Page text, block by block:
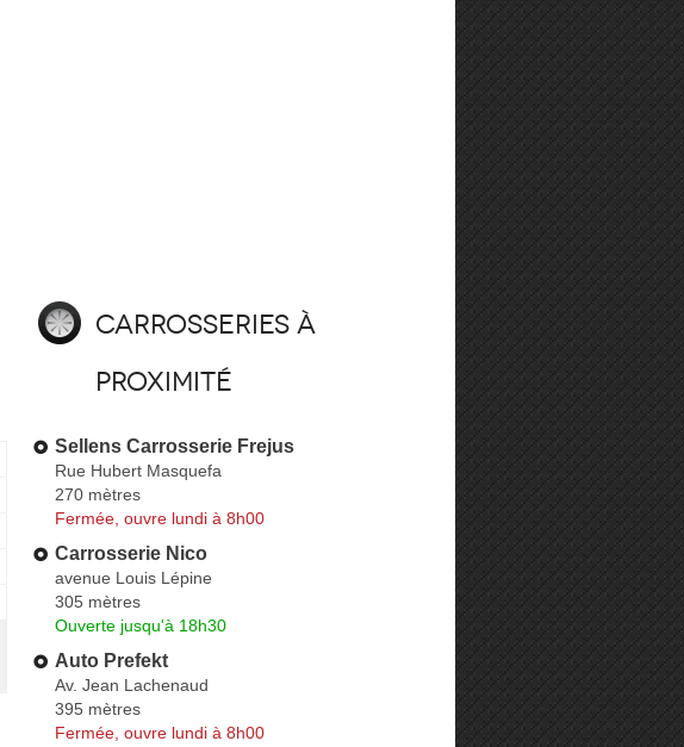
Carrosseries à
proximité
Sellens Carrosserie Frejus
Rue Hubert Masquefa
270 mètres
Fermée, ouvre lundi à 8h00
Carrosserie Nico
avenue Louis Lépine
305 mètres
Ouverte jusqu'à 18h30
Auto Prefekt
Av. Jean Lachenaud
395 mètres
Fermée, ouvre lundi à 8h00